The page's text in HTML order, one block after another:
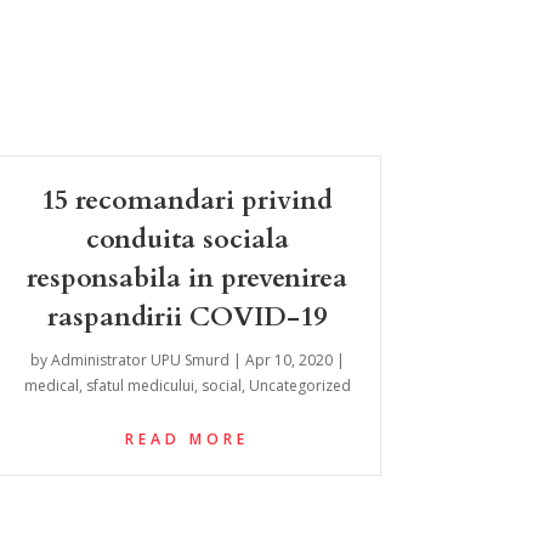
15 recomandari privind
conduita sociala
responsabila in prevenirea
raspandirii COVID-19
byAdministrator UPU Smurd | Apr 10, 2020|
medical, sfatul medicului, social, Uncategorized
READ MORE